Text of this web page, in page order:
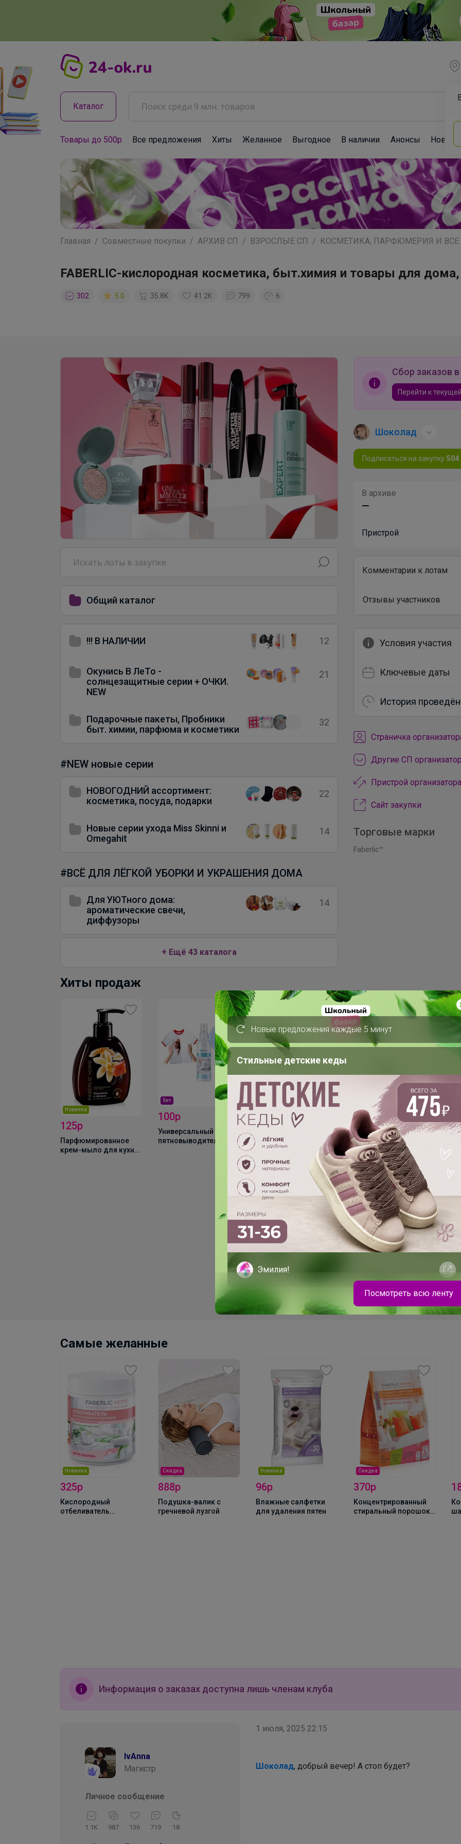
Каталог
Товары до 500р Все предложения Хиты Желанное Выгодное В наличии Анонсы Новости
Главная Совместные покупки АРХИВ СП ВЗРОСЛЫЕ СП КОСМЕТИКА, ПАРФЮМЕРИЯ И
FABERLIC-кислородная косметика, быт.химия и товары для
302 5.0 35.8K 41.2K 799 6
Общий каталог
!!! В НАЛИЧИИ 12
Окунись В ЛеТо -
солнцезащитные серии + ОЧКИ.
NEW
21
Подарочные пакеты, Пробники
быт. химии, парфюма и косметики
32
#NEW новые серии
НОВОГОДНИЙ ассортимент:
косметика, посуда, подарки
22
Новые серии ухода Miss Skinni и
Omegahit
14
#ВСЁ ДЛЯ ЛЁГКОЙ УБОРКИ И УКРАШЕНИЯ ДОМА
Для УЮТного дома:
ароматические свечи,
диффузоры
14
+ Ещё 43 каталога
Сбор заказов
Перейти к
Шоколад
Подписаться на закупку 504
В архиве
—
Пристрой
Комментарии к лотам
Отзывы участников
Условия участия
Ключевые даты
История
Cтраничка
Другие СП
Пристрой
Сайт закупки
Торговые марки
Faberlic™
Хиты продаж
100р
Универсальный спрей-
пятновыводитель
серии дом faberlic
Скидка
пятновыводитель
универсальный
595р
Ортопедическое
Сиденье с
наполнителем из лузги
гречихи. СУПЕР вещь!
Скидка
347р
Кислородный
универсальный
пятновыводитель
Extra Oxy
Самые желанные
Скидка
888р
Подушка-валик c
гречневой лузгой
Новинка
96р
Влажные салфетки
для удаления пятен
Скидка
370р
Концентрированный
стиральный порошок
180р
Концентрированный
шампунь для
Информация о заказах доступна лишь членам клуба
IvAnna
Магистр
Личное сообщение
1.1K 987 136 719 18
1 июля, 2025 22:15
Шоколад, добрый вечер! А стоп будет?
Новые предложения каждые 5 минут
Стильные детские кеды
Эмилия!
От простых карандашей до ярких красок для
холста — изобилие канцелярии исполнит любую
Посмотреть всю ленту